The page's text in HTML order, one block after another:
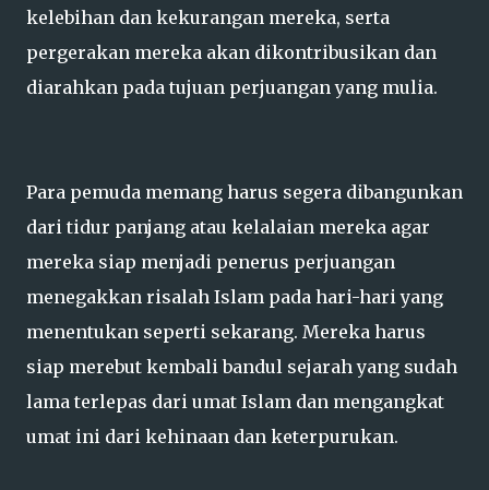
kelebihan dan kekurangan mereka, serta
pergerakan mereka akan dikontribusikan dan
diarahkan pada tujuan perjuangan yang mulia.
Para pemuda memang harus segera dibangunkan
dari tidur panjang atau kelalaian mereka agar
mereka siap menjadi penerus perjuangan
menegakkan risalah Islam pada hari-hari yang
menentukan seperti sekarang. Mereka harus
siap merebut kembali bandul sejarah yang sudah
lama terlepas dari umat Islam dan mengangkat
umat ini dari kehinaan dan keterpurukan.